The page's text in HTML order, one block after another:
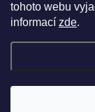
tohoto webu
informací zde.